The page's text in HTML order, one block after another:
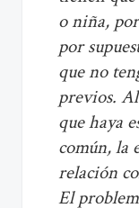
o niña,
por
que no
previos.
que haya
común, la
relación
El